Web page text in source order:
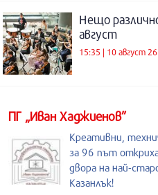
Нещо
август
15:35 | 10 август 26
ПГ „Иван Хаджиенов”
Креативни,
за 96 път
двора на най-
Казанлък!